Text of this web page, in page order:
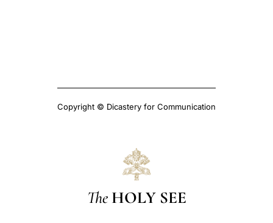
Copyright © Dicastery for Communication
The HOLY SEE